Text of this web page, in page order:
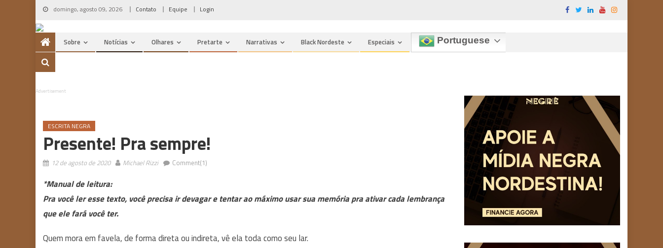
Skip
content
domingo, agosto 09, 2026 Contato Equipe Login
Sobre Notícias Olhares Pretarte Narrativas Black Nordeste Especiais Portuguese
Advertisement
ESCRITA NEGRA
Presente! Pra sempre!
12 de agosto de 2020 Michael Rizzi Comment(1)
*Manual de leitura:
Pra você ler esse texto, você precisa ir devagar e tentar ao máximo usar sua memória pra ativar cada lembrança
que ele fará você ter.
Quem mora em favela, de forma direta ou indireta, vê ela toda como seu lar.